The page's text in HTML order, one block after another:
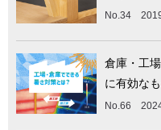
No.34
倉庫・工
に有効な
No.66